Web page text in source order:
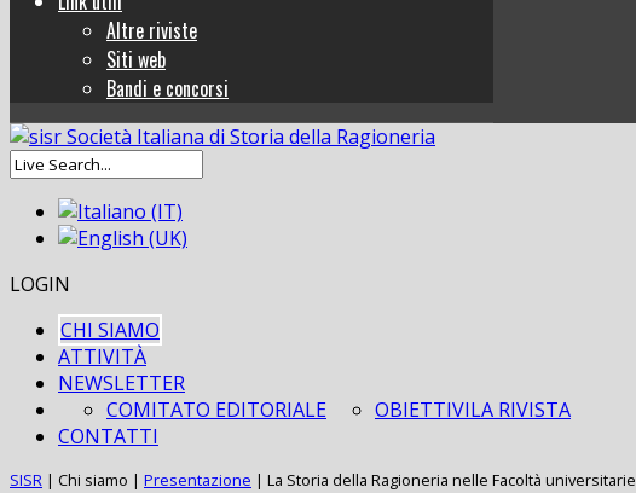
Altre riviste
Siti web
Bandi e concorsi
LOGIN
CHI SIAMO
ATTIVITÀ
NEWSLETTER
LA RIVISTA
COMITATO EDITORIALE
OBIETTIVI
CONTATTI
SISR | Chi siamo | Presentazione | La Storia della Ragioneria nelle Facoltà universitarie